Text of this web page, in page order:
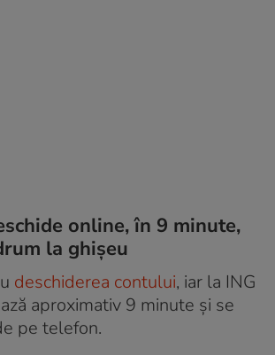
online, în 9 minute,
la ghișeu
deschiderea contului, iar la ING
aproximativ 9 minute și se
pe telefon.